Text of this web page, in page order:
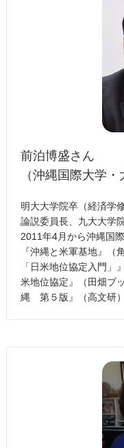
前泊博盛さん
（沖縄国際大学・
明大大学院卒（経済学
論説委員長、九大大学
2011年4月から沖縄国
『沖縄と米軍基地』（
「日米地位協定入門」
米地位協定』（田畑ブ
縄 第５版』（高文研）